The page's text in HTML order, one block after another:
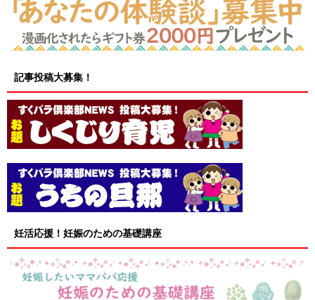
記事投稿大募集！
妊活応援！妊娠のための基礎講座